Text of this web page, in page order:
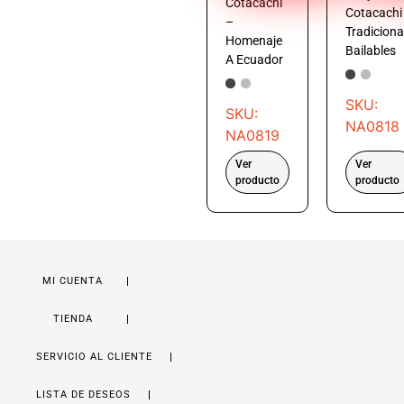
–
Homenaje
A Ecuador
SKU:
NA0819
Ver
producto
Bailables
SKU:
NA0818
Ver
producto
MI CUENTA
TIENDA
SERVICIO AL CLIENTE
LISTA DE DESEOS